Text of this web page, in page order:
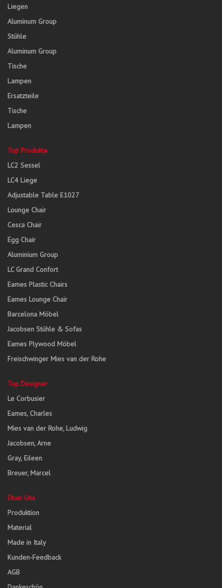
Liegen
Aluminum Group
Stühle
Aluminum Group
Tische
Lampen
Ersatzteile
Tische
Lampen
Top Produkte
LC2 Sessel
LC4 Liege
Adjustable Table E1027
Lounge Chair
Cesca Chair
Egg Chair
Aluminium Group
LC Grand Confort
Eames Plastic Chairs
Eames Lounge Chair
Barcelona Möbel
Jacobsen Stühle & Sofas
Eames Plywood Möbel
Freischwinger Mies van der Rohe
Top Designer
Le Corbusier
Eames, Charles
Mies van der Rohe, Ludwig
Jacobsen, Arne
Gray, Eileen
Breuer, Marcel
Über Uns
Produktion
Material
Made in Italy
Kunden-Feedback
AGB